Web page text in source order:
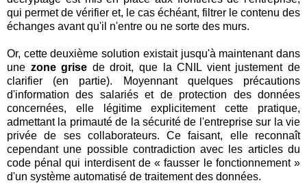
qui permet de vérifier et, le cas échéant, filtrer le contenu des
échanges avant qu'il n'entre ou ne sorte des murs.
Or, cette deuxième solution existait jusqu'à maintenant dans
une zone grise de droit, que la CNIL vient justement de
clarifier (en partie). Moyennant quelques précautions
d'information des salariés et de protection des données
concernées, elle légitime explicitement cette pratique,
admettant la primauté de la sécurité de l'entreprise sur la vie
privée de ses collaborateurs. Ce faisant, elle reconnaît
cependant une possible contradiction avec les articles du
code pénal qui interdisent de « fausser le fonctionnement »
d'un système automatisé de traitement des données.